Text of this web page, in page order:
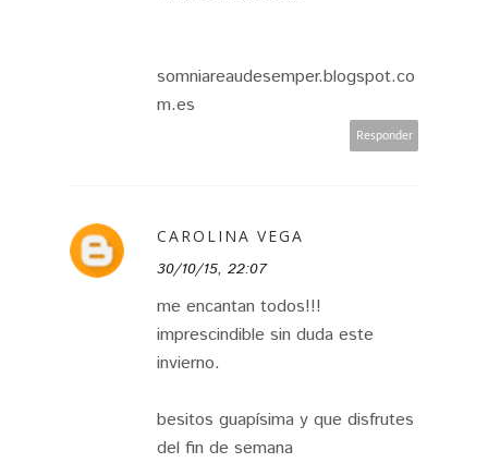
somniareaudesemper.blogspot.co
m.es
Responder
CAROLINA VEGA
30/10/15, 22:07
me encantan todos!!!
imprescindible sin duda este
invierno.
besitos guapísima y que disfrutes
del fin de semana